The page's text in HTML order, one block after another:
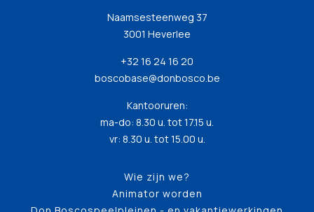
Naamsesteenweg 37
3001 Heverlee
+32 16 24 16 20
boscobase@donbosco.be
Kantooruren:
ma-do: 8.30 u. tot 17.15 u.
vr: 8.30 u. tot 15.00 u.
Wie zijn we?
Animator worden